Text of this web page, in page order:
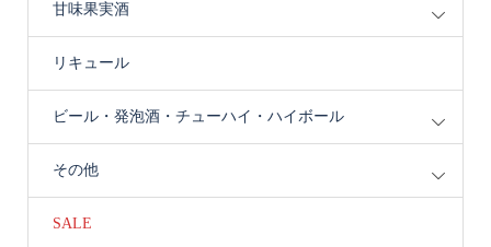
甘味果実酒
リキュール
ビール・発泡酒・チューハイ・ハイボール
その他
SALE